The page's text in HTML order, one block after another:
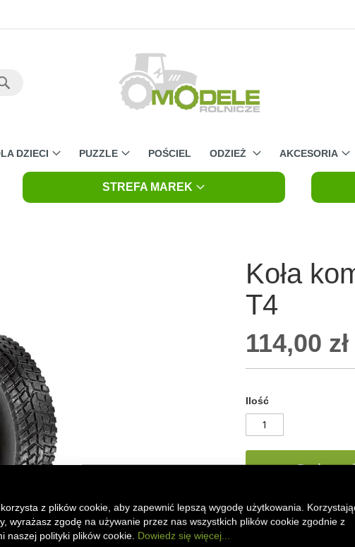
z plików cookie, aby zapewnić lepszą wygodę użytkowania.
wyrażasz zgodę na używanie przez nas wszystkich plików cookie zgodnie z
naszej polityki plików cookie. Dowiedz się więcej...
DZIECI PUZZLE POŚCIEL ODZIEŻ AKCESORIA
STREFA MAREK
Koła
T4
114,00 zł
Ilość
Do
DODAJ DO LISTY